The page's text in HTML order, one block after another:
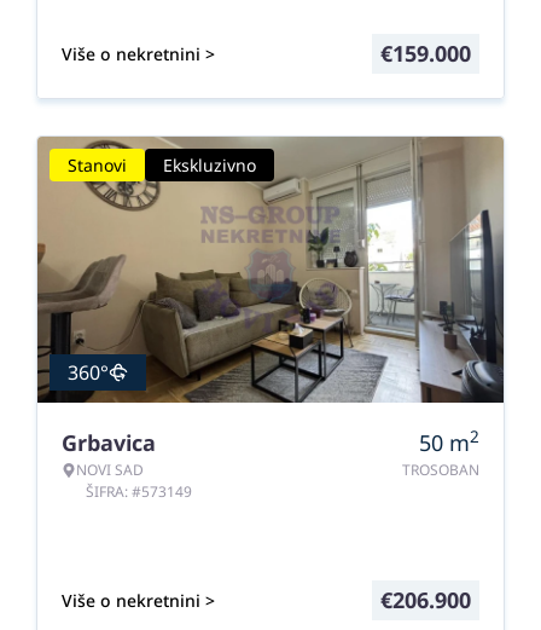
Više o nekretnini > €159.000
Stanovi Ekskluzivno
360°
Grbavica
NOVI SAD
ŠIFRA: #573149
50 m2
TROSOBAN
Više o nekretnini > €206.900